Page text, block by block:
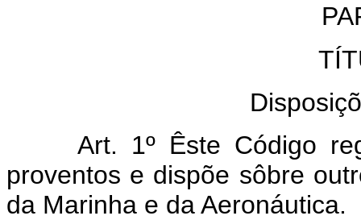
Art. 1º Êste Código
proventos e dispõe sôbre
da Marinha e da Aeronáutica.